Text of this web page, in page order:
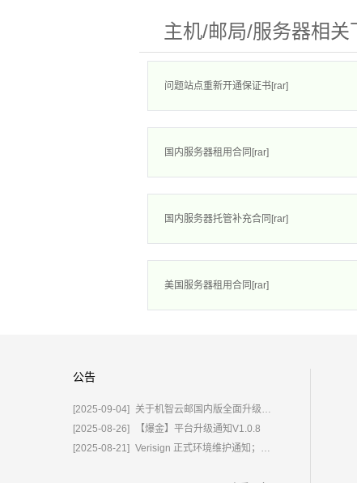
主机/邮局/服务器相关
问题站点重新开通保证书[rar]
国内服务器租用合同[rar]
国内服务器托管补充合同[rar]
美国服务器租用合同[rar]
公告
[2025-09-04]
关于机智云邮国内版全面升级为%E2%80%9C鲸炫邮%E2%80%9D的通知
[2025-08-26]
【爆金】平台升级通知V1.0.8
[2025-08-21] Verisign 正式环境维护通知；含域名.com/.net